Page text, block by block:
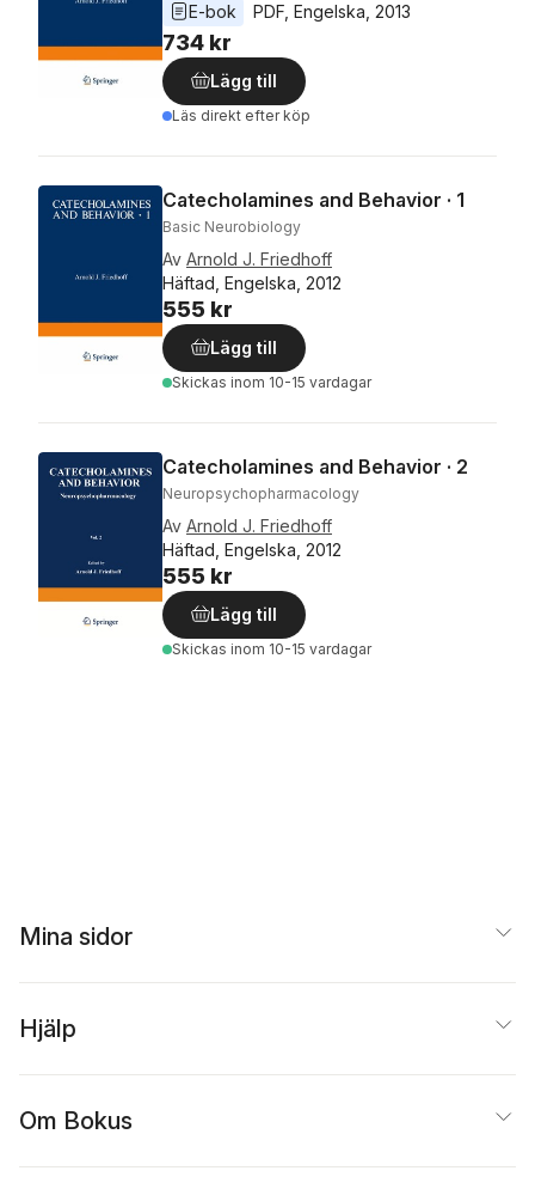
E-bok
PDF Engelska 2013
734 kr
Lägg till
Läs direkt efter köp
Catecholamines and Behavior · 1
Basic Neurobiology
Av Arnold J. Friedhoff
Häftad, Engelska, 2012
555 kr
Lägg till
Skickas inom 10-15 vardagar
Catecholamines and Behavior · 2
Neuropsychopharmacology
Av Arnold J. Friedhoff
Häftad, Engelska, 2012
555 kr
Lägg till
Skickas inom 10-15 vardagar
Mina sidor
Hjälp
Om Bokus